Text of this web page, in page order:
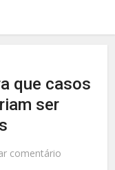
que casos
ser
comentário